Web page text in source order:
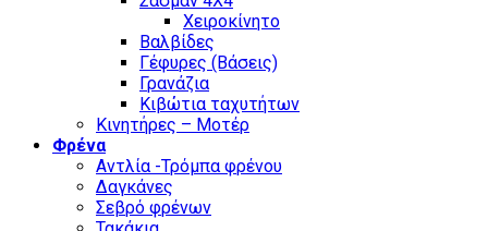
Χειροκίνητο
Βαλβίδες
Γέφυρες (Βάσεις)
Γρανάζια
Κιβώτια ταχυτήτων
Κινητήρες – Μοτέρ
Φρένα
Αντλία -Τρόμπα φρένου
Δαγκάνες
Σεβρό φρένων